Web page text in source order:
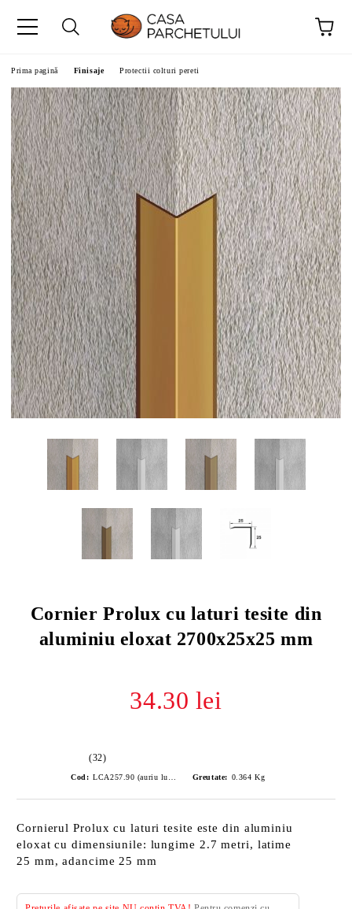
Prima pagină Finisaje Protectii colturi pereti
Cornier Prolux cu laturi tesite din
aluminiu eloxat 2700x25x25 mm
34.30 lei
(32)
Cod: Greutate: 0.364 Kg
Cornierul Prolux cu laturi tesite este din aluminiu
eloxat cu dimensiunile: lungime 2.7 metri, latime
25 mm, adancime 25 mm